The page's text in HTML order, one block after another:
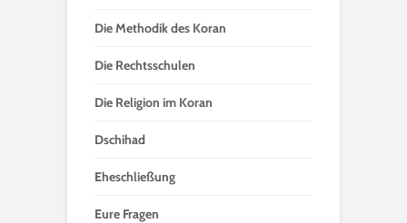
Die Methodik des Koran
Die Rechtsschulen
Die Religion im Koran
Dschihad
Eheschließung
Eure Fragen